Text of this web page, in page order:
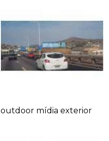
outdoor mídia exterior